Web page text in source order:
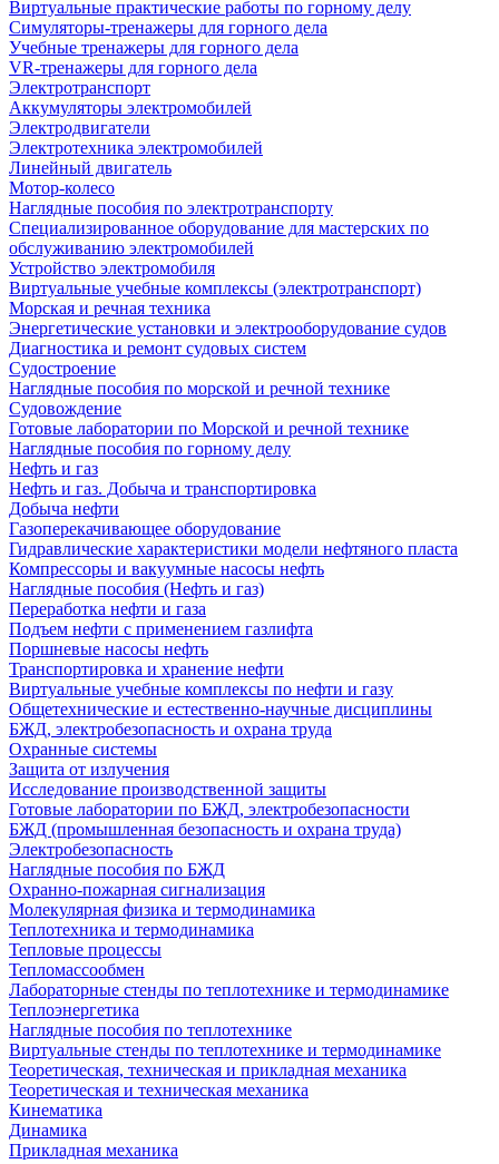
Виртуальные практические работы по горному делу
Симуляторы-тренажеры для горного дела
Учебные тренажеры для горного дела
VR-тренажеры для горного дела
Электротранспорт
Аккумуляторы электромобилей
Электродвигатели
Электротехника электромобилей
Линейный двигатель
Мотор-колесо
Наглядные пособия по электротранспорту
Специализированное оборудование для мастерских по
обслуживанию электромобилей
Устройство электромобиля
Виртуальные учебные комплексы (электротранспорт)
Морская и речная техника
Энергетические установки и электрооборудование судов
Диагностика и ремонт судовых систем
Судостроение
Наглядные пособия по морской и речной технике
Судовождение
Готовые лаборатории по Морской и речной технике
Наглядные пособия по горному делу
Нефть и газ
Нефть и газ. Добыча и транспортировка
Добыча нефти
Газоперекачивающее оборудование
Гидравлические характеристики модели нефтяного пласта
Компрессоры и вакуумные насосы нефть
Наглядные пособия (Нефть и газ)
Переработка нефти и газа
Подъем нефти с применением газлифта
Поршневые насосы нефть
Транспортировка и хранение нефти
Виртуальные учебные комплексы по нефти и газу
Общетехнические и естественно-научные дисциплины
БЖД, электробезопасность и охрана труда
Охранные системы
Защита от излучения
Исследование производственной защиты
Готовые лаборатории по БЖД, электробезопасности
БЖД (промышленная безопасность и охрана труда)
Электробезопасность
Наглядные пособия по БЖД
Охранно-пожарная сигнализация
Молекулярная физика и термодинамика
Теплотехника и термодинамика
Тепловые процессы
Тепломассообмен
Лабораторные стенды по теплотехнике и термодинамике
Теплоэнергетика
Наглядные пособия по теплотехнике
Виртуальные стенды по теплотехнике и термодинамике
Теоретическая, техническая и прикладная механика
Теоретическая и техническая механика
Кинематика
Динамика
Прикладная механика